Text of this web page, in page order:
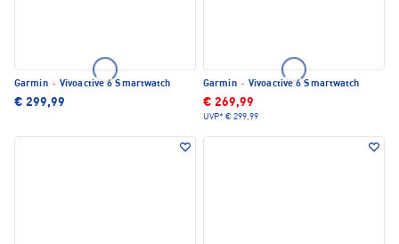
Garmin · Vivoactive 6 Smartwatch
€ 299,99
Garmin · Vivoactive 6 Smartwatch
€ 269,99
UVP* € 299,99